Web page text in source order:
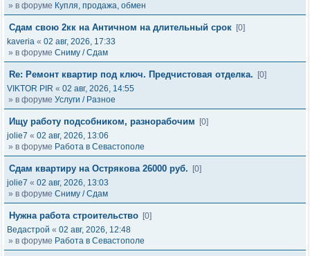
» в форуме Купля, продажа, обмен
Сдам свою 2кк на Античном на длительный срок [0]
kaveria « 02 авг, 2026, 17:33
» в форуме Сниму / Сдам
Re: Ремонт квартир под ключ. Предчистовая отделка.
[0]
VIKTOR PIR « 02 авг, 2026, 14:55
» в форуме Услуги / Разное
Ищу работу подсобником, разнорабочим
[0]
jolie7 « 02 авг, 2026, 13:06
» в форуме Работа в Севастополе
Сдам квартиру на Острякова 26000 руб.
[0]
jolie7 « 02 авг, 2026, 13:03
» в форуме Сниму / Сдам
Нужна работа строительство [0]
Ведастрой « 02 авг, 2026, 12:48
» в форуме Работа в Севастополе